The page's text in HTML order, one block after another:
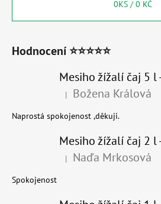
0KS /0 KČ
Hodnocení ⭐⭐⭐⭐⭐
Hodnocení produktu je 5 z
| Božena Králová
Naprostá spokojenost ,děkuji.
Hodnocení produktu je 5 z
| Naďa Mrkosová
Spokojenost